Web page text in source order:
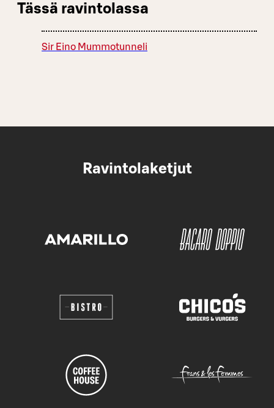
Tässä ravintolassa
Sir Eino Mummotunneli
Ravintolaketjut